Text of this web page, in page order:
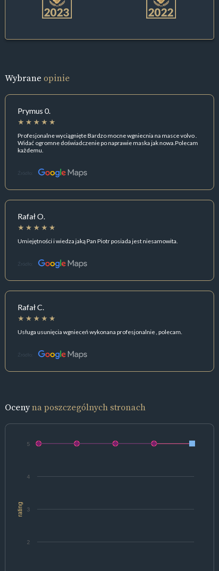
Wybrane opinie
Prymus 0.
Profesjonalne wyciągnięte Bardzo mocne wgniecnia na masce volvo .
Widać ogromne doświadczenie po naprawie maska jak nowa.Polecam
każdemu.
Źródło:
Rafał O.
Umiejętności i wiedza jaką Pan Piotr posiada jest niesamowita.
Źródło:
Rafał C.
Usługa usunięcia wgnieceń wykonana profesjonalnie , polecam.
Źródło:
Ocenyna poszczególnych stronach
rating
2
3
4
5